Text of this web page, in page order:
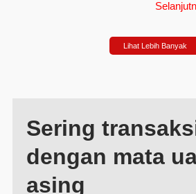
Lihat Lebih Banyak
Sering
dengan mata
asing